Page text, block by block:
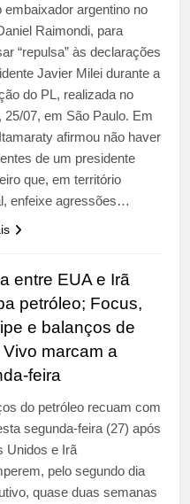
embaixador argentino no
Raimondi, para
“repulsa” às declarações
Javier Milei durante a
do PL, realizada no
25/07, em São Paulo. Em
afirmou não haver
de um presidente
que, em território
enfeixe agressões…
entre EUA e Irã
petróleo; Focus,
e balanços de
marcam a
feira
do petróleo recuam com
segunda-feira (27) após
Unidos e Irã
pelo segundo dia
quase duas semanas